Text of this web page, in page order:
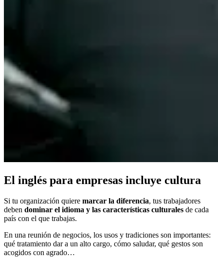
El inglés para empresas incluye cultura
Si tu organización quiere marcar la diferencia, tus trabajadores
deben dominar el idioma y las características culturales de cada
país con el que trabajas.
En una reunión de negocios, los usos y tradiciones son importantes:
qué tratamiento dar a un alto cargo, cómo saludar, qué gestos son
acogidos con agrado…